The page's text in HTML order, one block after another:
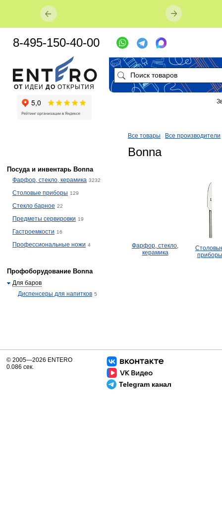
Все товары Все производители
Bonna
Фарфор, стекло,
керамика
приборы
Посуда и инвентарь Bonna
Фарфор, стекло, керамика 3232
Столовые приборы 129
Стекло барное 22
Предметы сервировки 19
Гастроемкости 16
Профессиональные ножи 4
Профоборудование Bonna
Для баров
Диспенсеры для напитков 5
ОТ ИДЕИ ДО ОТКРЫТИЯ
8-495-150-40-00
Telegram канал
© 2005—2026 ENTERO
0.086 сек.